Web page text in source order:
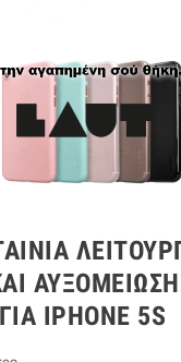
IPHONE 5S